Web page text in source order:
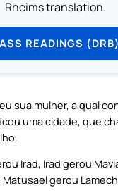
Rheims translation.
READINGS (DRB)
sua mulher, a qual
uma cidade, que
Irad, Irad gerou
gerou